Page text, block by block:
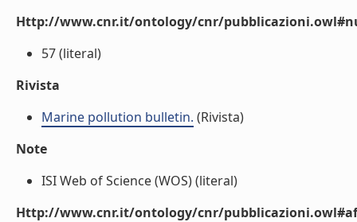
Http://www.cnr.it/ontology/cnr/
57 (literal)
Rivista
Marine pollution bulletin. (Rivista)
Note
ISI Web of Science (WOS) (literal)
Http://www.cnr.it/ontology/cnr/